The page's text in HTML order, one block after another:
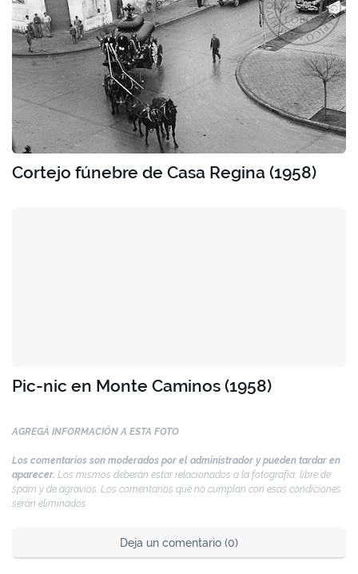
Cortejo fúnebre de Casa Regina (1958)
Pic-nic en Monte Caminos (1958)
AGREGÁ INFORMACIÓN A ESTA FOTO
Los comentarios son moderados por el administrador y pueden tardar en
aparecer. Los mismos deberán estar relacionados a la fotografía, libre de
spam y de agravios. Los comentarios que no cumplan con esas condiciones
serán eliminados.
Deja un comentario (0)